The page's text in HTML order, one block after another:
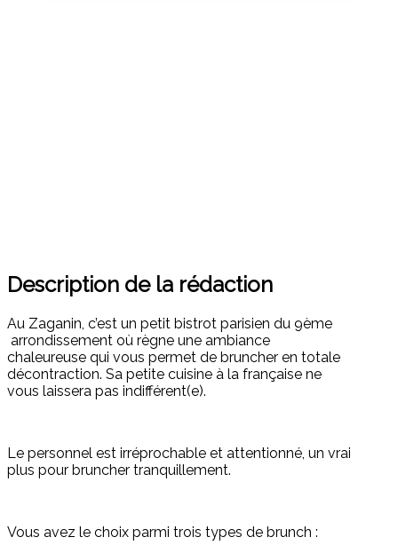
Description de la rédaction
Au Zaganin, c’est un petit bistrot parisien du 9ème
arrondissement où règne une ambiance
chaleureuse qui vous permet de bruncher en totale
décontraction. Sa petite cuisine à la française ne
vous laissera pas indifférent(e).
Le personnel est irréprochable et attentionné, un vrai
plus pour bruncher tranquillement.
Vous avez le choix parmi trois types de brunch :